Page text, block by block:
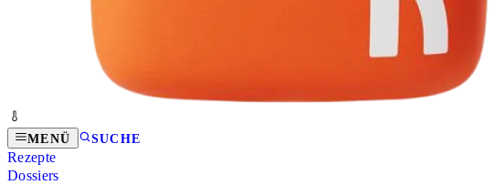
MENÜ SUCHE
Rezepte
Dossiers